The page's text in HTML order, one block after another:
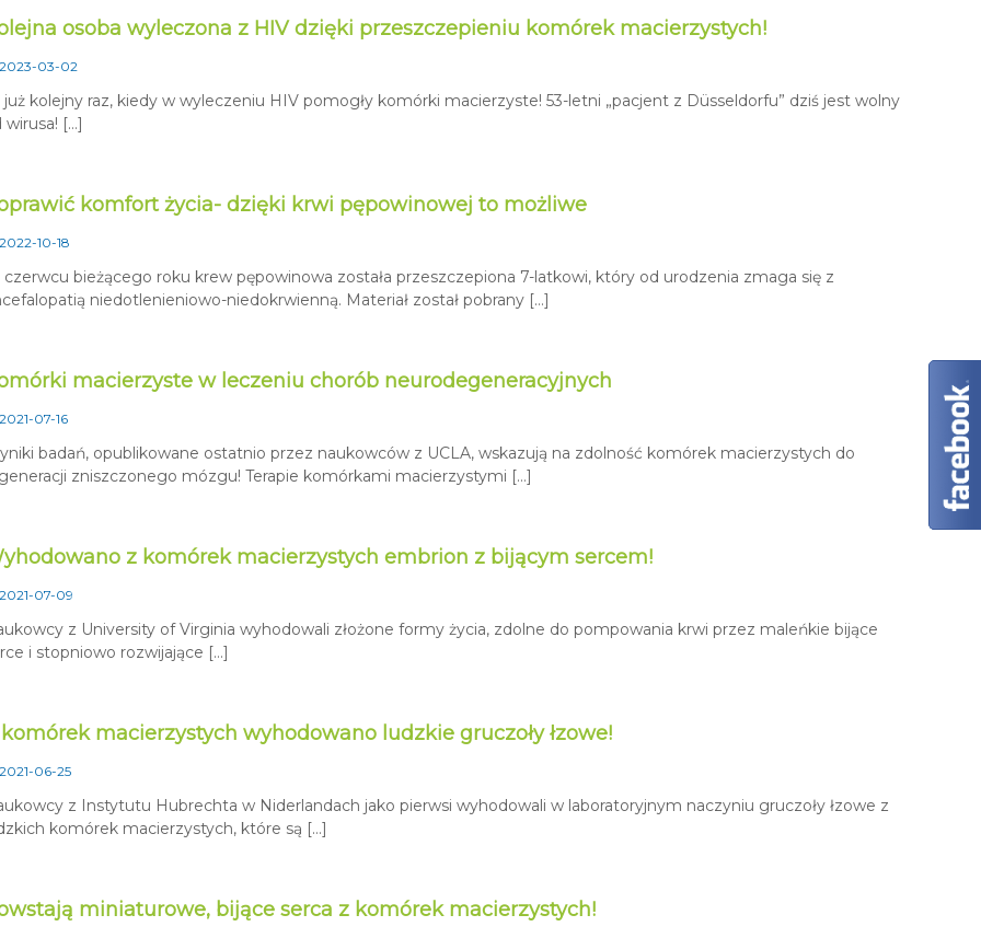
osoba wyleczona z HIV dzięki przeszczepieniu komórek macierzystych!
2023-03-02
już kolejny raz, kiedy w wyleczeniu HIV pomogły komórki macierzyste! 53-letni „pacjent z Düsseldorfu” dziś jest wolny
wirusa! […]
komfort życia- dzięki krwi pępowinowej to możliwe
2022-10-18
bieżącego roku krew pępowinowa została przeszczepiona 7-latkowi, który od urodzenia zmaga się z
niedotlenieniowo-niedokrwienną. Materiał został pobrany […]
macierzyste w leczeniu chorób neurodegeneracyjnych
2021-07-16
badań, opublikowane ostatnio przez naukowców z UCLA, wskazują na zdolność komórek macierzystych do
zniszczonego mózgu! Terapie komórkami macierzystymi […]
z komórek macierzystych embrion z bijącym sercem!
2021-07-09
z University of Virginia wyhodowali złożone formy życia, zdolne do pompowania krwi przez maleńkie bijące
i stopniowo rozwijające […]
macierzystych wyhodowano ludzkie gruczoły łzowe!
2021-06-25
z Instytutu Hubrechta w Niderlandach jako pierwsi wyhodowali w laboratoryjnym naczyniu gruczoły łzowe z
komórek macierzystych, które są […]
miniaturowe, bijące serca z komórek macierzystych!